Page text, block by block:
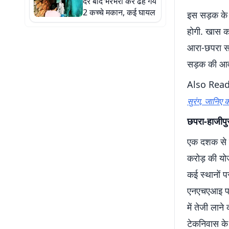
2 कच्चे मकान, कई घायल
इस सड़क के
होगी. खास
आरा-छपरा
सड़क की
Also
सुरंग, जानिए
छपरा-
एक दशक से
करोड़ की
कई स्थानों
एनएचएआइ
में तेजी लाने
टेकनिवास के